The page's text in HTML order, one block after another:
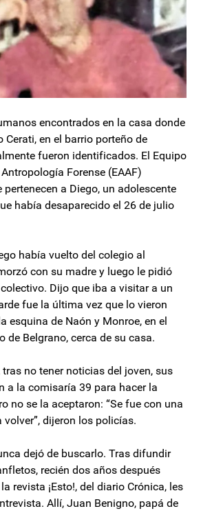
encontrados en la casa donde
Cerati, en el barrio porteño de
fueron identificados. El Equipo
Forense (EAAF)
a Diego, un adolescente
había desaparecido el 26 de julio
había vuelto del colegio al
con su madre y luego le pidió
Dijo que iba a visitar a un
fue la última vez que lo vieron
esquina de Naón y Monroe, en el
de Belgrano, cerca de su casa.
tras no tener noticias del joven, sus
a la comisaría 39 para hacer la
no se la aceptaron: “Se fue con una
volver”, dijeron los policías.
dejó de buscarlo. Tras difundir
recién dos años después
revista ¡Esto!, del diario Crónica, les
Allí, Juan Benigno, papá de